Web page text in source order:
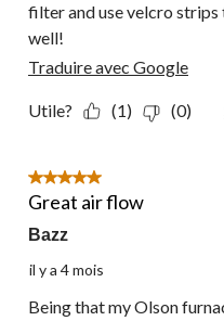
filter and use velcro strips
well!
Traduire avec Google
Utile? (1) (0)
5 étoile(s) sur 5.
Great air flow
Bazz
il y a 4 mois
Being that my Olson